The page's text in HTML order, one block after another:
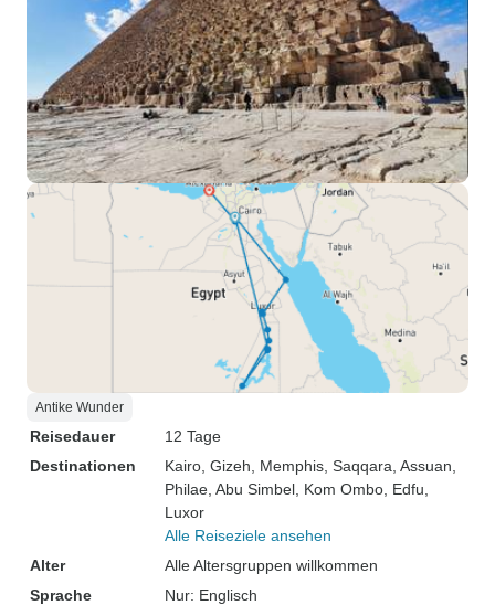
Antike Wunder
Reisedauer
12 Tage
Destinationen
Kairo , Gizeh , Memphis , Saqqara , Assuan
Philae , Abu Simbel , Kom Ombo , Edfu
Luxor
Alle Reiseziele ansehen
Alter
Alle Altersgruppen willkommen
Sprache
Nur: Englisch